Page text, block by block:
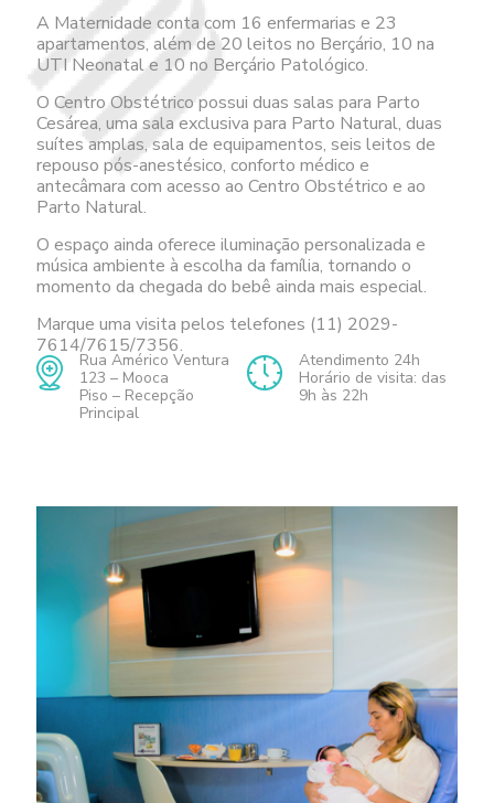
A Maternidade conta com 16 enfermarias e 23
apartamentos, além de 20 leitos no Berçário, 10 na
UTI Neonatal e 10 no Berçário Patológico.
O Centro Obstétrico possui duas salas para Parto
Cesárea, uma sala exclusiva para Parto Natural, duas
suítes amplas, sala de equipamentos, seis leitos de
repouso pós-anestésico, conforto médico e
antecâmara com acesso ao Centro Obstétrico e ao
Parto Natural.
O espaço ainda oferece iluminação personalizada e
música ambiente à escolha da família, tornando o
momento da chegada do bebê ainda mais especial.
Marque uma visita pelos telefones (11) 2029-
7614/7615/7356.
Rua Américo Ventura
123 – Mooca
Piso – Recepção
Principal
Atendimento 24h
Horário de visita: das
9h às 22h